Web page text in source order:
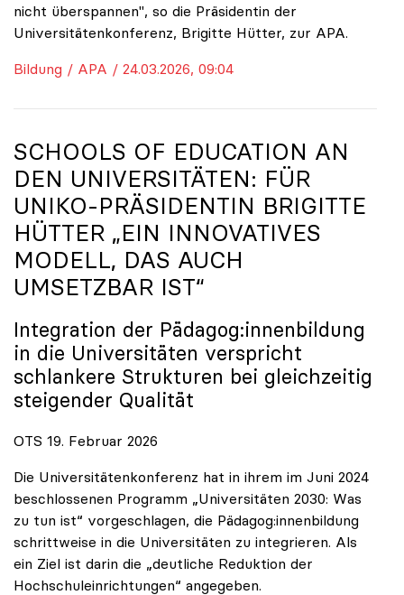
nicht überspannen", so die Präsidentin der
Universitätenkonferenz, Brigitte Hütter, zur APA.
Bildung / APA / 24.03.2026, 09:04
SCHOOLS OF EDUCATION AN
DEN UNIVERSITÄTEN: FÜR
UNIKO-PRÄSIDENTIN BRIGITTE
HÜTTER „EIN INNOVATIVES
MODELL, DAS AUCH
UMSETZBAR IST“
Integration der Pädagog:innenbildung
in die Universitäten verspricht
schlankere Strukturen bei gleichzeitig
steigender Qualität
OTS 19. Februar 2026
Die Universitätenkonferenz hat in ihrem im Juni 2024
beschlossenen Programm „Universitäten 2030: Was
zu tun ist“ vorgeschlagen, die Pädagog:innenbildung
schrittweise in die Universitäten zu integrieren. Als
ein Ziel ist darin die „deutliche Reduktion der
Hochschuleinrichtungen“ angegeben.